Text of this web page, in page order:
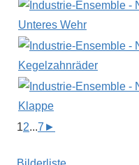
12...7 ►